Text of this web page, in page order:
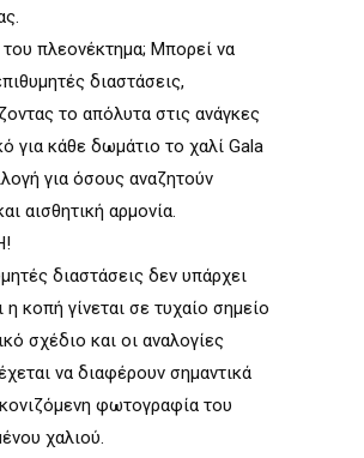
πλεονέκτηµα; Μπορεί να
διαστάσεις,
το απόλυτα στις ανάγκες
για κάθε δωµάτιο το χαλί Gala
για όσους αναζητούν
αισθητική αρµονία.
διαστάσεις δεν υπάρχει
η κοπή γίνεται σε τυχαίο σηµείο
σχέδιο και οι αναλογίες
να διαφέρουν σηµαντικά
φωτογραφία του
χαλιού.